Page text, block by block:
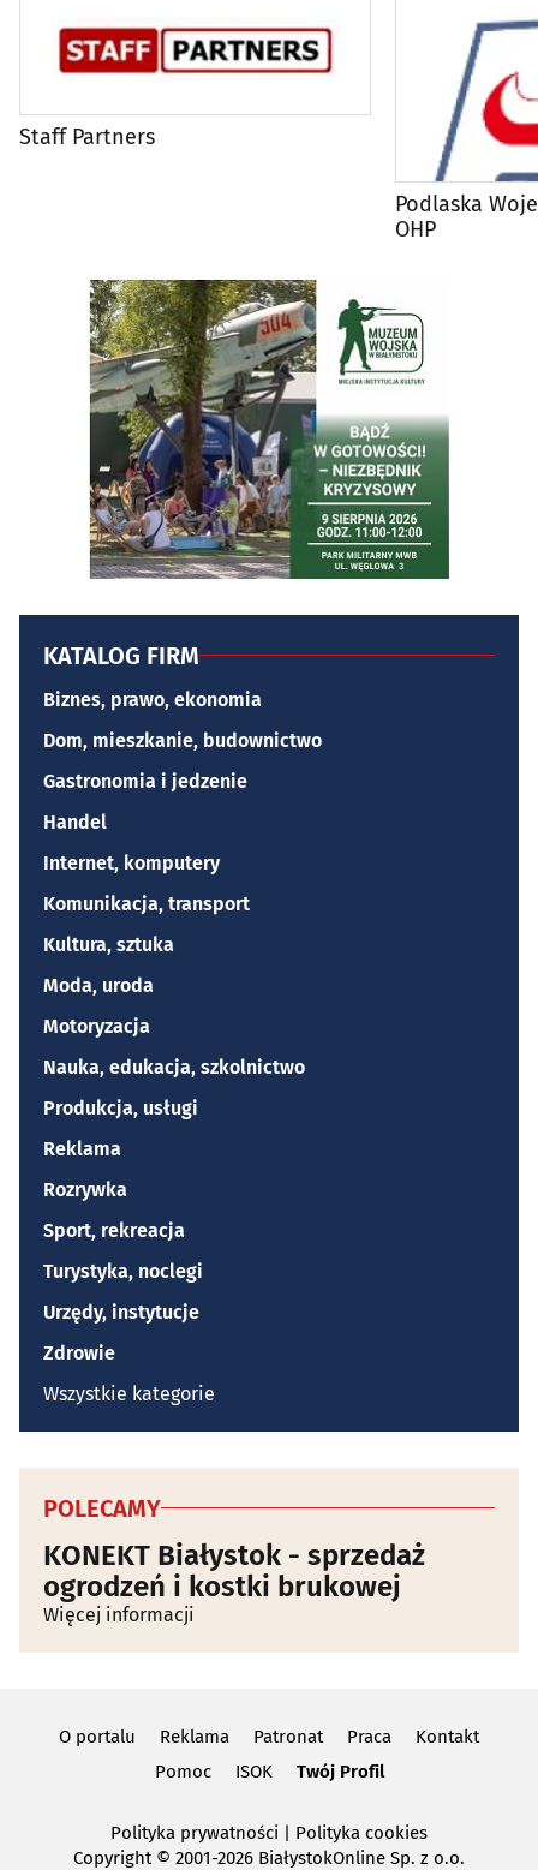
Staff Partners
Podlaska
OHP
KATALOG FIRM
Biznes, prawo, ekonomia
Dom, mieszkanie, budownictwo
Gastronomia i jedzenie
Handel
Internet, komputery
Komunikacja, transport
Kultura, sztuka
Moda, uroda
Motoryzacja
Nauka, edukacja, szkolnictwo
Produkcja, usługi
Reklama
Rozrywka
Sport, rekreacja
Turystyka, noclegi
Urzędy, instytucje
Zdrowie
Wszystkie kategorie
POLECAMY
KONEKT Białystok - sprzedaż
ogrodzeń i kostki brukowej
Więcej informacji
O portalu Reklama Patronat Praca
Kontakt
Pomoc
ISOK Twój Profil
Polityka prywatności | Polityka cookies
Copyright© 2001-2026 BiałystokOnline Sp. z o.o.